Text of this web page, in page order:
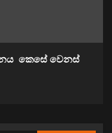
කෙසේ වෙනස්